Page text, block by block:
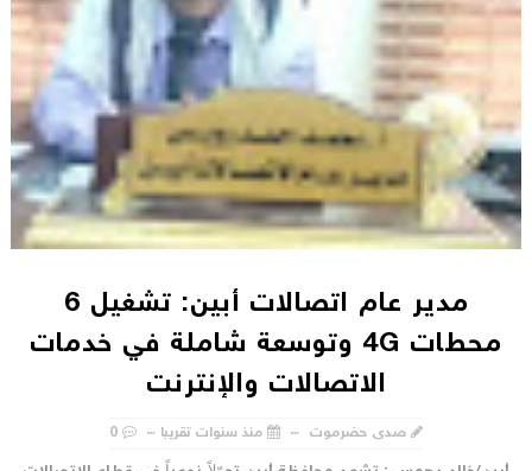
مدير عام اتصالات أبين: تشغيل 6
محطات 4G وتوسعة شاملة في خدمات
الاتصالات والإنترنت
صدى حضرموت منذ سنوات تقريبا 0